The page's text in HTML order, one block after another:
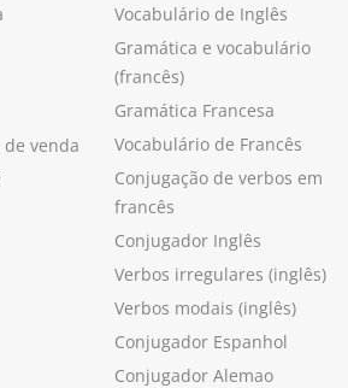
venda
Vocabulário de Inglês
Gramática e vocabulário
(francês)
Gramática Francesa
Vocabulário de Francês
Conjugação de verbos em
francês
Conjugador Inglês
Verbos irregulares (inglês)
Verbos modais (inglês)
Conjugador Espanhol
Conjugador Alemao